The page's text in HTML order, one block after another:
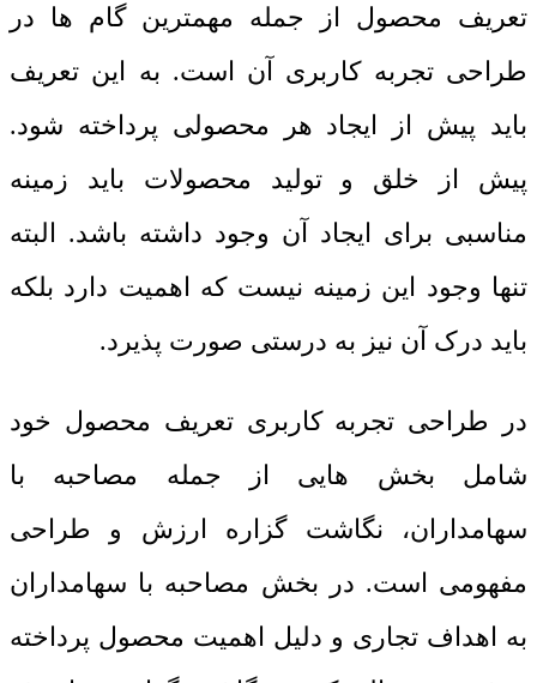
تعریف محصول از جمله مهمترین گام ها در
طراحی تجربه کاربری آن است. به این تعریف
باید پیش از ایجاد هر محصولی پرداخته شود.
پیش از خلق و تولید محصولات باید زمینه
مناسبی برای ایجاد آن وجود داشته باشد. البته
تنها وجود این زمینه نیست که اهمیت دارد بلکه
باید درک آن نیز به درستی صورت پذیرد.
در طراحی تجربه کاربری تعریف محصول خود
شامل بخش هایی از جمله مصاحبه با
سهامداران، نگاشت گزاره ارزش و طراحی
مفهومی است. در بخش مصاحبه با سهامداران
به اهداف تجاری و دلیل اهمیت محصول پرداخته